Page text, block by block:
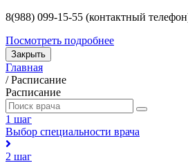
8(988) 099-15-55 (контактный
Посмотреть подробнее
Закрыть
Главная
/ Расписание
Расписание
1 шаг
Выбор специальности врача
2 шаг